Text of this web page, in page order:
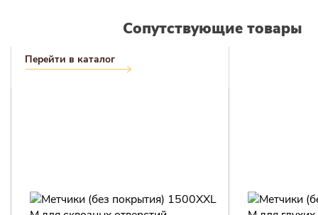
Перейти в каталог
Сопутствующие товары